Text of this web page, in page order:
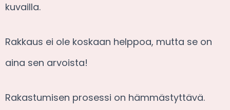
kuvailla.
Rakkaus ei ole koskaan helppoa, mutta se on
aina sen arvoista!
Rakastumisen prosessi on hämmästyttävä.